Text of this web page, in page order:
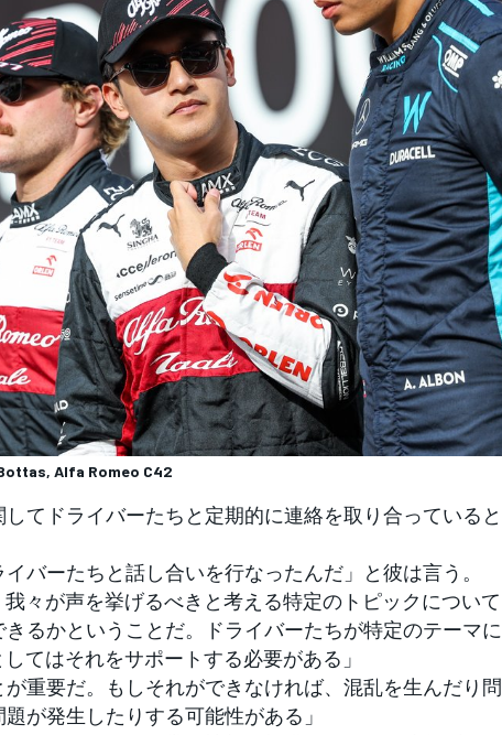
Alfa Romeo C42
てドライバーたちと定期的に連絡を取り合っていると
バーたちと話し合いを行なったんだ」と彼は言う。
我々が声を挙げるべきと考える特定のトピックについて
るかということだ。ドライバーたちが特定のテーマに
てはそれをサポートする必要がある」
が重要だ。もしそれができなければ、混乱を生んだり問
が発生したりする可能性がある」